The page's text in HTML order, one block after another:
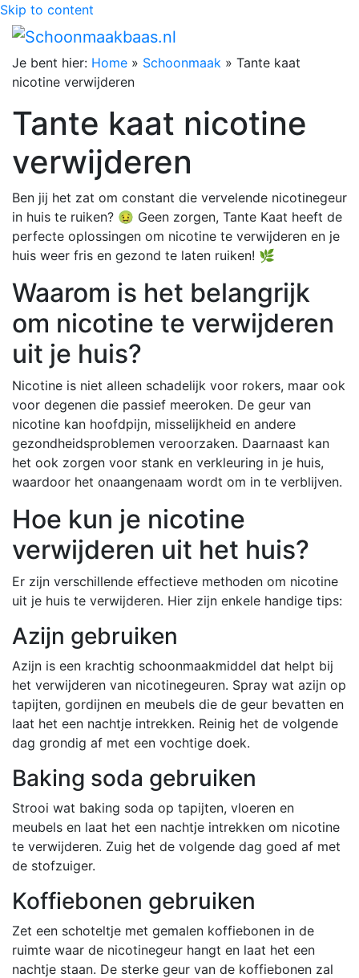
Skip to content
Je bent hier: Home » Schoonmaak » Tante kaat
nicotine verwijderen
Tante kaat nicotine
verwijderen
Ben jij het zat om constant die vervelende nicotinegeur
in huis te ruiken? 🤢 Geen zorgen, Tante Kaat heeft de
perfecte oplossingen om nicotine te verwijderen en je
huis weer fris en gezond te laten ruiken! 🌿
Waarom is het belangrijk
om nicotine te verwijderen
uit je huis?
Nicotine is niet alleen schadelijk voor rokers, maar ook
voor degenen die passief meeroken. De geur van
nicotine kan hoofdpijn, misselijkheid en andere
gezondheidsproblemen veroorzaken. Daarnaast kan
het ook zorgen voor stank en verkleuring in je huis,
waardoor het onaangenaam wordt om in te verblijven.
Hoe kun je nicotine
verwijderen uit het huis?
Er zijn verschillende effectieve methoden om nicotine
uit je huis te verwijderen. Hier zijn enkele handige tips:
Azijn gebruiken
Azijn is een krachtig schoonmaakmiddel dat helpt bij
het verwijderen van nicotinegeuren. Spray wat azijn op
tapijten, gordijnen en meubels die de geur bevatten en
laat het een nachtje intrekken. Reinig het de volgende
dag grondig af met een vochtige doek.
Baking soda gebruiken
Strooi wat baking soda op tapijten, vloeren en
meubels en laat het een nachtje intrekken om nicotine
te verwijderen. Zuig het de volgende dag goed af met
de stofzuiger.
Koffiebonen gebruiken
Zet een schoteltje met gemalen koffiebonen in de
ruimte waar de nicotinegeur hangt en laat het een
nachtje staan. De sterke geur van de koffiebonen zal